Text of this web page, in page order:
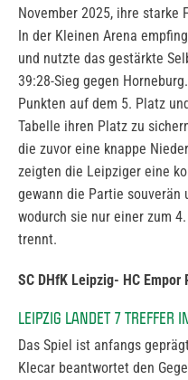
November 2025, ihre starke
In der Kleinen Arena
und nutzte das gestärkte
39:28-Sieg gegen
Punkten auf dem 5. Platz
Tabelle ihren Platz zu
die zuvor eine knappe
zeigten die Leipziger eine
gewann die Partie souverän
wodurch sie nur einer zum
trennt.
SC DHfK Leipzig- HC
LEIPZIG LANDET 7 TREFFER
Das Spiel ist anfangs
Klecar beantwortet den